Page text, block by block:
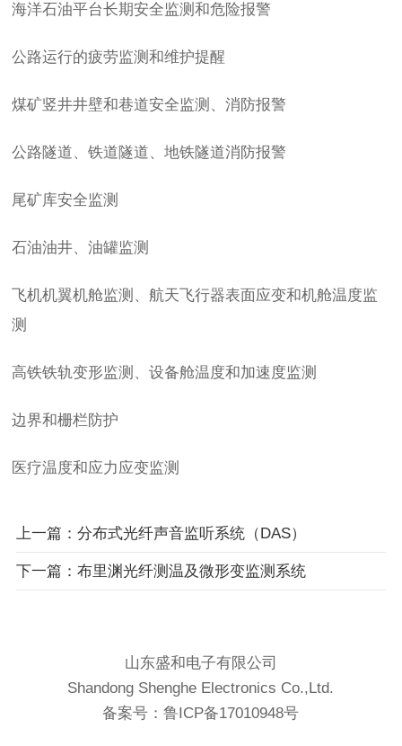
海洋石油平台长期安全监测和危险报警
公路运行的疲劳监测和维护提醒
煤矿竖井井壁和巷道安全监测、消防报警
公路隧道、铁道隧道、地铁隧道消防报警
尾矿库安全监测
石油油井、油罐监测
飞机机翼机舱监测、航天飞行器表面应变和机舱温度监
测
高铁铁轨变形监测、设备舱温度和加速度监测
边界和栅栏防护
医疗温度和应力应变监测
上一篇：分布式光纤声音监听系统（DAS）
下一篇：布里渊光纤测温及微形变监测系统
山东盛和电子有限公司
Shandong Shenghe Electronics Co.,Ltd.
备案号：鲁ICP备17010948号